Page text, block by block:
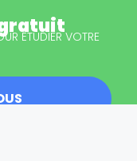
ÉTUDIER VOTRE